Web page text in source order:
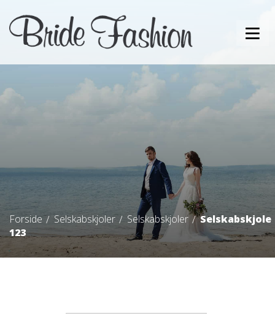
Forside Selskabskjoler Selskabskjoler
Selskabskjole
123